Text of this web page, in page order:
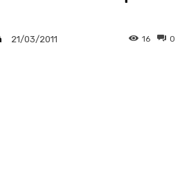
21/03/2011 0
16